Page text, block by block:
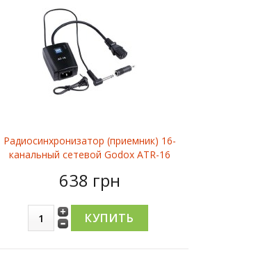
Радиосинхронизатор (приемник) 16-
канальный сетевой Godox ATR-16
638 грн